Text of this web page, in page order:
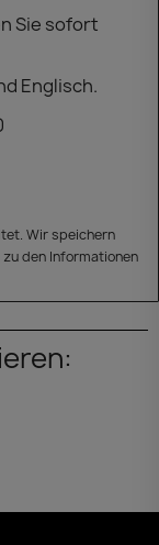
Sie sofort
Englisch.
Wir speichern
den Informationen